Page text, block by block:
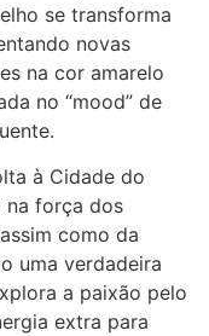
se transforma
novas
na cor amarelo
no “mood” de
à Cidade do
na força dos
como da
uma verdadeira
a paixão pelo
extra para